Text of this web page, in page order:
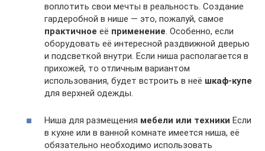
воплотить свои мечты в реальность. Создание
гардеробной в нише — это, пожалуй, самое
практичное её применение . Особенно, если
оборудовать её интересной раздвижной дверью
и подсветкой внутри. Если ниша располагается в
прихожей, то отличным вариантом
использования, будет встроить в неё шкаф-купе
для верхней одежды.
Ниша для размещения мебели или техники Если
в кухне или в ванной комнате имеется ниша, её
обязательно необходимо использовать